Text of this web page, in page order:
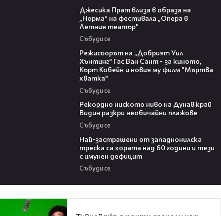
Джесика Прат влиза в образа на
„Норма“ на фестивала „Опера в
Летния театър”
Събуди се
Режисьорът на „Добрият Уил
Хънтинг“ Гас Ван Сант - за киното,
Кърт Кобейн и новия му филм "Мъртва
хватка"
Събуди се
Рекордно ниското ниво на Дунав край
Видин разкри необичайни плажове
Събуди се
Най-застрашени от западнонилска
треска са хората над 60 години и тези
с имунен дефицит
Събуди се